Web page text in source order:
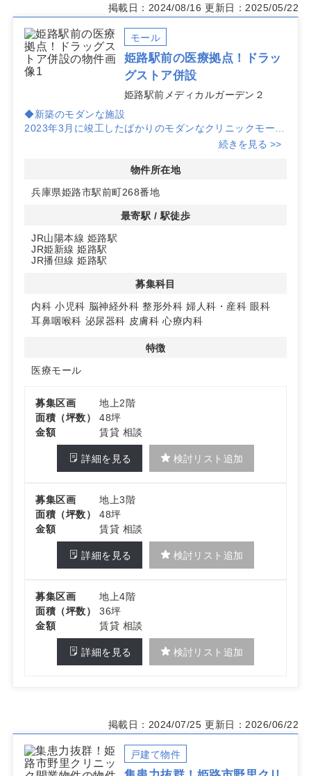
掲載日：2024/08/16 更新日：2025/05/22
モール
姫路駅前の医療拠点！ドラッ
グストア併設
姫路駅前メディカルガーデン２
◆新築のモダンな施設
2023年3月に竣工したばかりのモダンなクリニックモール
で、最新の設備を備えた環境で開業が可能です。医療モー
JR山陽本線姫路駅から徒歩圏内に位置し、多くの人が集
まるエリアにあります。周辺には商業施設も多く、集患力
◆選べる広さと科目
2階、3階、4階のテナントを募集中で、48㎡から36㎡ま
での選べる広さがあります。内科や小児科、整形外科など
多様な診療科目に対応可能です。詳細はお問い合わせくだ
続きを見る >>
物件所在地
兵庫県姫路市駅前町268番地
最寄駅 / 駅徒歩
JR山陽本線 姫路駅
JR姫新線 姫路駅
JR播但線 姫路駅
募集科目
内科 小児科 脳神経外科 整形外科 婦人科・産科 眼科
耳鼻咽喉科 泌尿器科 皮膚科 心療内科
特徴
医療モール
募集区画
地上2階
面積（坪数）
48坪
金額
賃貸 相談
詳細を見る 検討リスト追加
募集区画
地上3階
面積（坪数）
48坪
金額
賃貸 相談
詳細を見る 検討リスト追加
募集区画
地上4階
面積（坪数）
36坪
金額
賃貸 相談
詳細を見る 検討リスト追加
掲載日：2024/07/25 更新日：2026/06/22
戸建て物件